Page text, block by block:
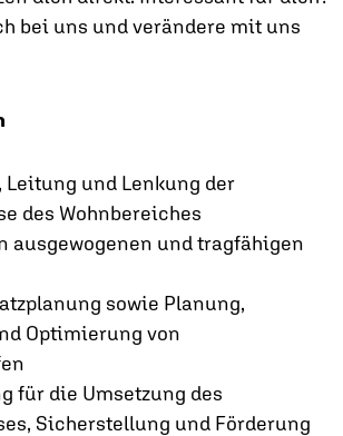
bei uns und verändere mit uns
und Lenkung der
des Wohnbereiches
ausgewogenen und tragfähigen
sowie Planung,
Optimierung von
für die Umsetzung des
Sicherstellung und Förderung